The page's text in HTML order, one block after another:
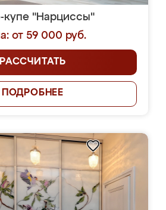
купе "Нарциссы"
от 59 000 руб.
РАССЧИТАТЬ
ПОДРОБНЕЕ